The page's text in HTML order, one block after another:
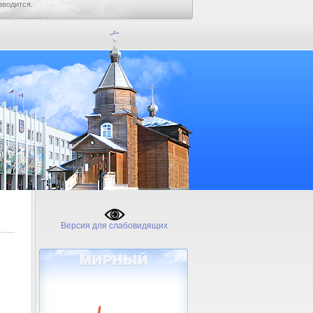
Версия для слабовидящих